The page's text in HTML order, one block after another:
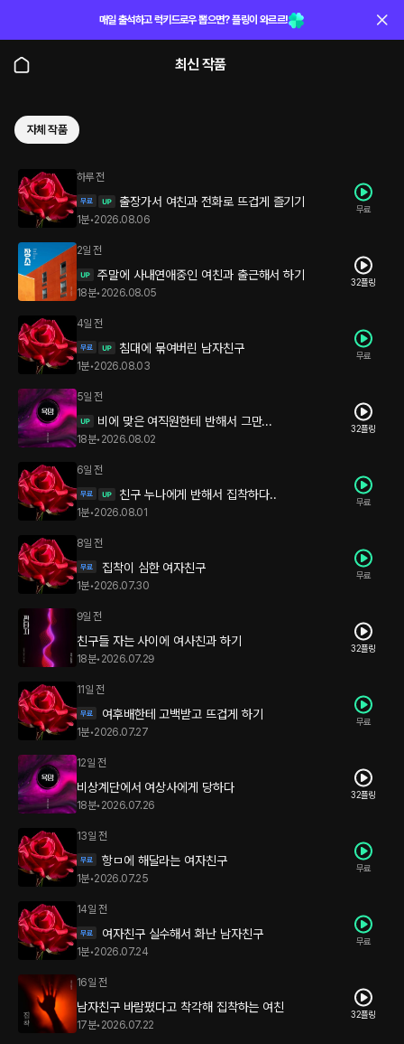
매일 출석하고 럭키드로우 뽑으면? 플링이 와르르!
최신 작품
자체 작품
하루 전
출장가서 여친과 전화로 뜨겁게 즐기기
1분•2026.08.06
무료
2일 전
주말에 사내연애중인 여친과 출근해서 하기
18분• 2026.08.05
32플링
4일 전
침대에 묶여버린 남자친구
1분•2026.08.03
무료
5일 전
비에 맞은 여직원한테 반해서 그만...
18분• 2026.08.02
32플링
6일 전
친구 누나에게 반해서 집착하다..
1분•2026.08.01
무료
8일 전
집착이 심한 여자친구
1분•2026.07.30
무료
9일 전
친구들 자는 사이에 여사친과 하기
18분• 2026.07.29
32플링
11일 전
여후배한테 고백받고 뜨겁게 하기
1분•2026.07.27
무료
12일 전
비상계단에서 여상사에게 당하다
18분• 2026.07.26
32플링
13일 전
항ㅁ에 해달라는 여자친구
1분•2026.07.25
무료
14일 전
여자친구 실수해서 화난 남자친구
1분•2026.07.24
무료
16일 전
남자친구 바람폈다고 착각해 집착하는 여친
17분• 2026.07.22
32플링